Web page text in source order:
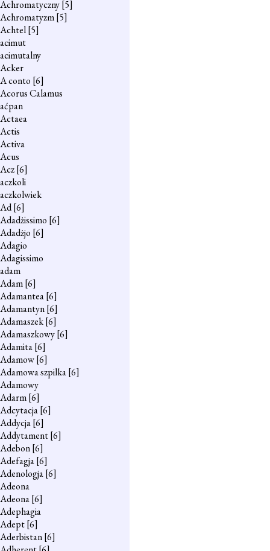
Achromatyczny[5]
Achromatyzm[5]
Achtel[5]
acimut
acimutalny
Acker
A conto [6]
Acorus Calamus
aćpan
Actaea
Actis
Activa
Acus
Acz[6]
aczkoli
aczkolwiek
Ad[6]
Adadżissimo [6]
Adadżjo [6]
Adagio
Adagissimo
adam
Adam[6]
Adamantea[6]
Adamantyn[6]
Adamaszek[6]
Adamaszkowy[6]
Adamita[6]
Adamow[6]
Adamowa szpilka[6]
Adamowy
Adarm[6]
Adcytacja[6]
Addycja[6]
Addytament[6]
Adebon[6]
Adefagja[6]
Adenologja[6]
Adeona
Adeona[6]
Adephagia
Adept[6]
Aderbistan[6]